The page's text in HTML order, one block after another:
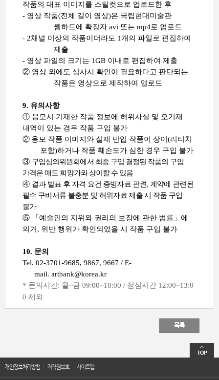
작품의 대표 이미지를 스틸컷으로 업로드한 후
- 영상 작품(전체 길이 영상)은 국립현대미술관
웹하드에 확장자 avi 또는 mp4로 업로드
- 2채널 이상의 작품이더라도 1 개의 파일로 편집하여
제출
- 영상 파일의 크기는 1GB 이내로 편집하여 제출
② 영상 외에도 심사시 확인이 필요하다고 판단되는
작품은 영상으로 제작하여 업로드
9. 유의사항
① 응모시 기재한 작품 정보에 허위사실 및 오기재
내역이 있는 경우 작품 구입 불가
② 응모 작품 이미지와 실제 반입 작품이 상이(리터치
포함)하거나 작품 훼손도가 심한 경우 구입 불가
③ 구입심의위원회에서 최종 구입 결정된 작품의 구입
가격은 매도 희망가와 상이할 수 있음
④ 결과 발표 후 자격 요건 증빙자료 관련, 계약에 관련된
필수 구비서류 불충분 및 허위자료 제출 시 작품 구입
불가
⑤ 「 예술인의 지위와 권리의 보장에 관한 법률 」 에
의거 , 위반 행위가 확인되었을 시 작품 구입 불가
10. 문의
Tel. 02-3701-9685, 9867, 9667 / E-
mail. artbank@korea.kr
* 문의시간: 월~금 09:00~18:00 / 점심시간 12:00~13:0
0 제외
목록
개인정보처리방침 저작권보호 사이트맵